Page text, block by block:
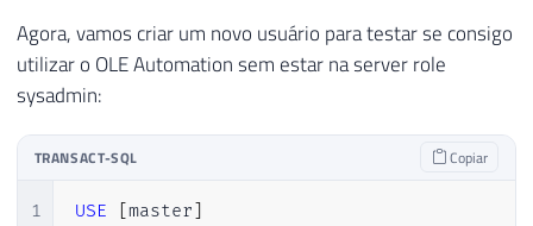
Agora, vamos criar um novo usuário para testar se consigo
utilizar o OLE Automation sem estar na server role
sysadmin:
TRANSACT-SQL Copiar
1 USE master